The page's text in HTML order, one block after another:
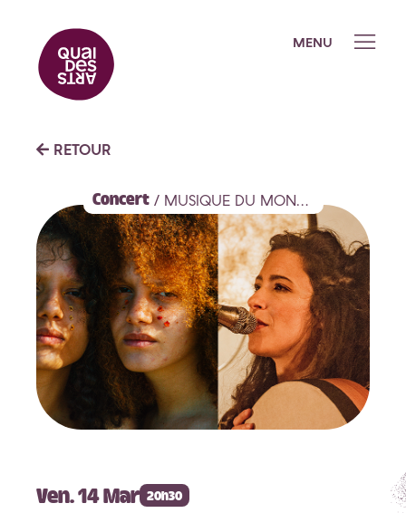
Les partenaires et réseaux
Galerie photo
Programmation
Saison 2026-2027
Billetterie en ligne
MENU
RETOUR
Concert / MUSIQUE DU MONDE
Ven. 14 Mar 20h30